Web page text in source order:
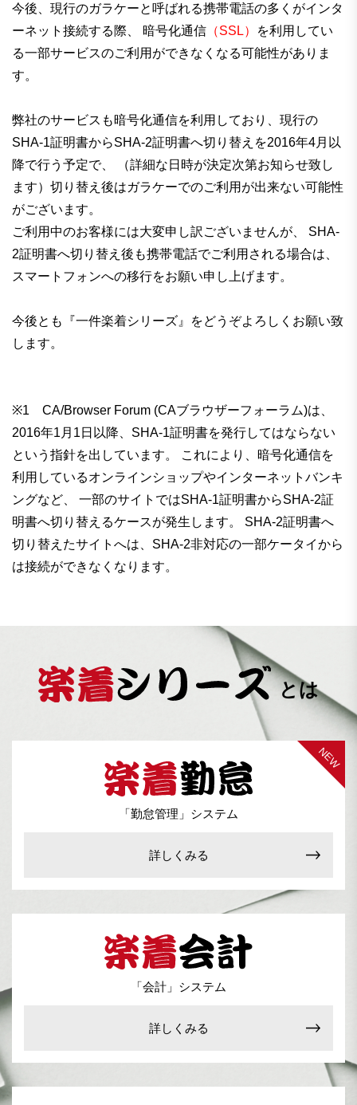
今後、現行のガラケーと呼ばれる携帯電話の多くがインタ
ーネット接続する際、 暗号化通信 （SSL）
を利用してい
る一部サービスのご利用ができなくなる可能性がありま
す。
弊社のサービスも暗号化通信を利用しており、現行の
SHA-1証明書からSHA-2証明書へ切り替えを2016年4月以
降で行う予定で、 （詳細な日時が決定次第お知らせ致し
ます）切り替え後はガラケーでのご利用が出来ない可能性
がございます。
ご利用中のお客様には大変申し訳ございませんが、 SHA-
2証明書へ切り替え後も携帯電話でご利用される場合は、
スマートフォンへの移行をお願い申し上げます。
今後とも『一件楽着シリーズ』をどうぞよろしくお願い致
します。
※1 CA/Browser Forum (CAブラウザーフォーラム)は、
2016年1月1日以降、SHA-1証明書を発行してはならない
という指針を出しています。 これにより、暗号化通信を
利用しているオンラインショップやインターネットバンキ
ングなど、 一部のサイトではSHA-1証明書からSHA-2証
明書へ切り替えるケースが発生します。 SHA-2証明書へ
切り替えたサイトへは、SHA-2非対応の一部ケータイから
は接続ができなくなります。
とは
「勤怠管理」システム
詳しくみる
「会計」システム
詳しくみる